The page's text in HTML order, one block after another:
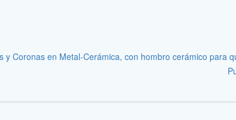
y Coronas en Metal-Cerámica, con hombro cerámico para